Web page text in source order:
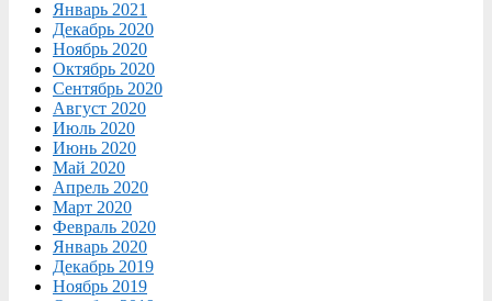
Январь 2021
Декабрь 2020
Ноябрь 2020
Октябрь 2020
Сентябрь 2020
Август 2020
Июль 2020
Июнь 2020
Май 2020
Апрель 2020
Март 2020
Февраль 2020
Январь 2020
Декабрь 2019
Ноябрь 2019